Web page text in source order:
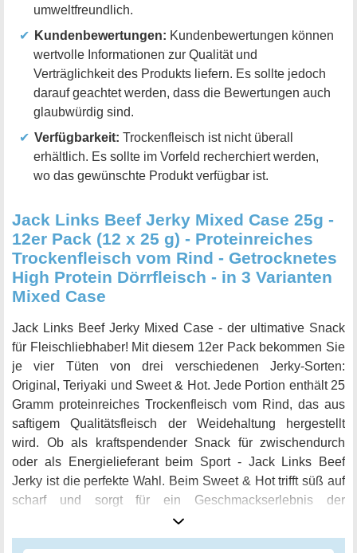
umweltfreundlich.
Kundenbewertungen: Kundenbewertungen können
wertvolle Informationen zur Qualität und
Verträglichkeit des Produkts liefern. Es sollte jedoch
darauf geachtet werden, dass die Bewertungen auch
glaubwürdig sind.
Verfügbarkeit: Trockenfleisch ist nicht überall
erhältlich. Es sollte im Vorfeld recherchiert werden,
wo das gewünschte Produkt verfügbar ist.
Jack Links Beef Jerky Mixed Case 25g -
12er Pack (12 x 25 g) - Proteinreiches
Trockenfleisch vom Rind - Getrocknetes
High Protein Dörrfleisch - in 3 Varianten
Mixed Case
Jack Links Beef Jerky Mixed Case - der ultimative Snack
für Fleischliebhaber! Mit diesem 12er Pack bekommen Sie
je vier Tüten von drei verschiedenen Jerky-Sorten:
Original, Teriyaki und Sweet & Hot. Jede Portion enthält 25
Gramm proteinreiches Trockenfleisch vom Rind, das aus
saftigem Qualitätsfleisch der Weidehaltung hergestellt
wird. Ob als kraftspendender Snack für zwischendurch
oder als Energielieferant beim Sport - Jack Links Beef
Jerky ist die perfekte Wahl. Beim Sweet & Hot trifft süß auf
scharf und sorgt für ein Geschmackserlebnis der
besonderen Art. Auch der Teriyaki Jerky überzeugt mit
einer einzigartigen Würzmischung aus Sojasauce und